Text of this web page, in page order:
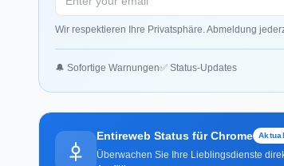
Wir respektieren Ihre Privatsphäre. Abmeldung
🔔 Sofortige Warnungen✅ Status-Updates
Entireweb Status für Chrome
Überwachen Sie Ihre Lieblingsdienste